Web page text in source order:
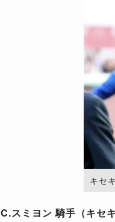
キセ
C.スミヨン 騎手（キセキ